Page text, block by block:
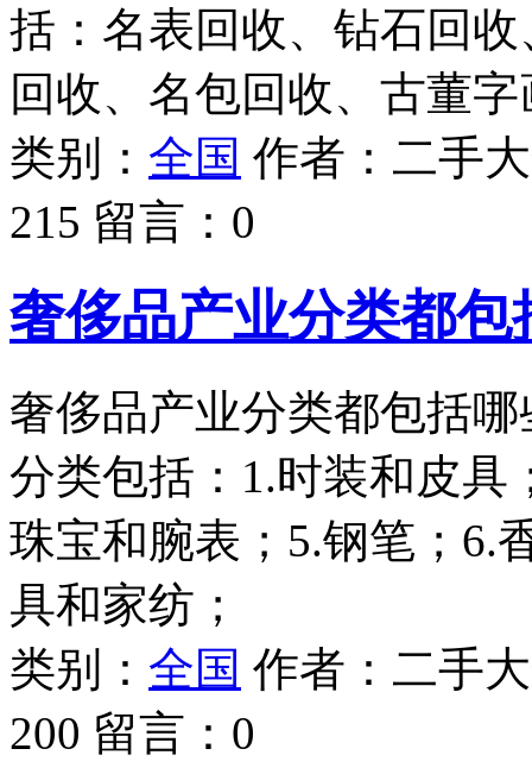
括：名表回收、钻石回
回收、名包回收、古董
类别： 全国 作者： 二手
215 留言： 0
奢侈品产业分类都包
奢侈品产业分类都包括
分类包括：1.时装和皮具
珠宝和腕表；5.钢笔；6.
具和家纺；
类别： 全国 作者： 二手
200 留言： 0